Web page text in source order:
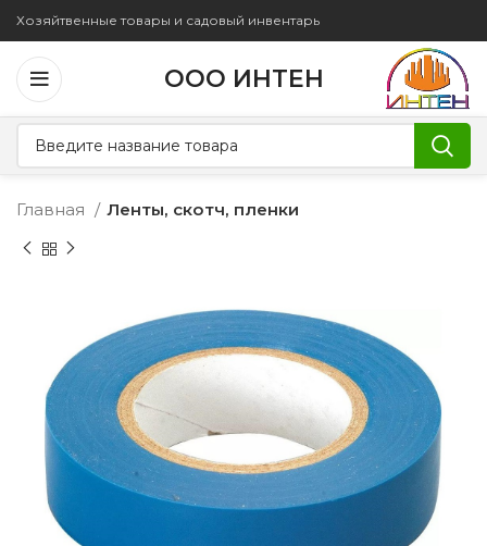
Хозяйтвенные товары и садовый инвентарь
ООО ИНТЕН
Главная Ленты, скотч, пленки